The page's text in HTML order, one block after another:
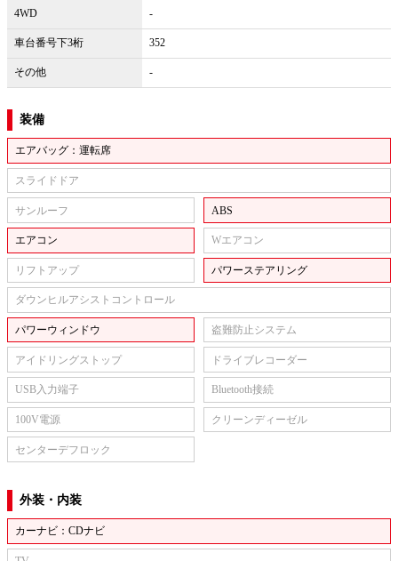
4WD -
車台番号下3桁 352
その他 -
装備
エアバッグ：運転席
スライドドア
サンルーフ ABS
エアコン Wエアコン
リフトアップ パワーステアリング
ダウンヒルアシストコントロール
パワーウィンドウ 盗難防止システム
アイドリングストップ ドライブレコーダー
USB入力端子 Bluetooth接続
100V電源 クリーンディーゼル
センターデフロック
外装・内装
カーナビ：CDナビ